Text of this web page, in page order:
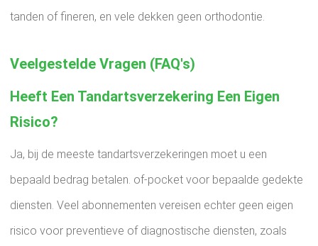
tanden of fineren, en vele dekken geen orthodontie.
Veelgestelde Vragen (FAQ's)
Heeft Een Tandartsverzekering Een Eigen
Risico?
Ja, bij de meeste tandartsverzekeringen moet u een
bepaald bedrag betalen. of-pocket voor bepaalde gedekte
diensten. Veel abonnementen vereisen echter geen eigen
risico voor preventieve of diagnostische diensten, zoals